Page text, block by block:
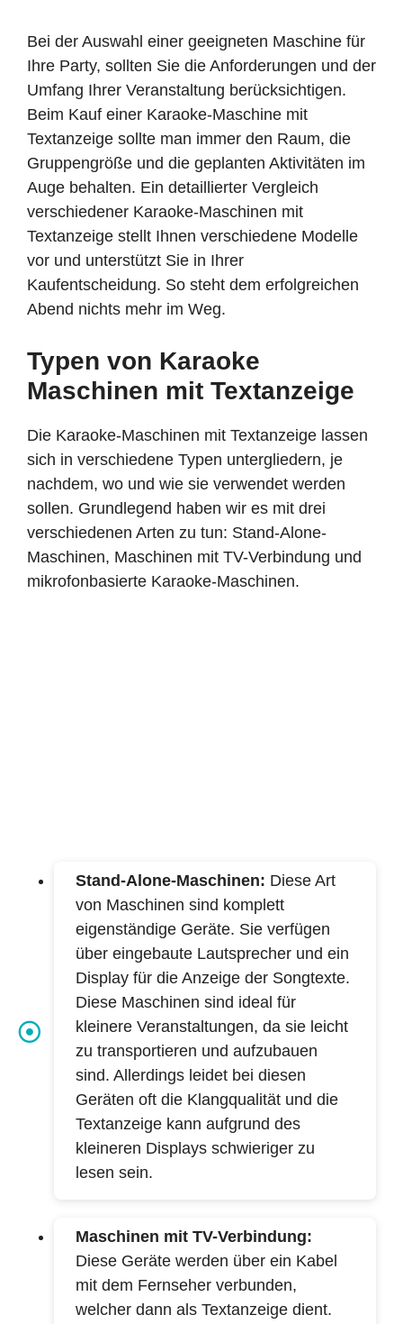
Bei der Auswahl einer geeigneten Maschine für
Ihre Party, sollten Sie die Anforderungen und der
Umfang Ihrer Veranstaltung berücksichtigen.
Beim Kauf einer Karaoke-Maschine mit
Textanzeige sollte man immer den Raum, die
Gruppengröße und die geplanten Aktivitäten im
Auge behalten. Ein detaillierter Vergleich
verschiedener Karaoke-Maschinen mit
Textanzeige stellt Ihnen verschiedene Modelle
vor und unterstützt Sie in Ihrer
Kaufentscheidung. So steht dem erfolgreichen
Abend nichts mehr im Weg.
Typen von Karaoke
Maschinen mit Textanzeige
Die Karaoke-Maschinen mit Textanzeige lassen
sich in verschiedene Typen untergliedern, je
nachdem, wo und wie sie verwendet werden
sollen. Grundlegend haben wir es mit drei
verschiedenen Arten zu tun: Stand-Alone-
Maschinen, Maschinen mit TV-Verbindung und
mikrofonbasierte Karaoke-Maschinen.
Stand-Alone-Maschinen: Diese Art
von Maschinen sind komplett
eigenständige Geräte. Sie verfügen
über eingebaute Lautsprecher und ein
Display für die Anzeige der Songtexte.
Diese Maschinen sind ideal für
kleinere Veranstaltungen, da sie leicht
zu transportieren und aufzubauen
sind. Allerdings leidet bei diesen
Geräten oft die Klangqualität und die
Textanzeige kann aufgrund des
kleineren Displays schwieriger zu
lesen sein.
Maschinen mit TV-Verbindung:
Diese Geräte werden über ein Kabel
mit dem Fernseher verbunden,
welcher dann als Textanzeige dient.